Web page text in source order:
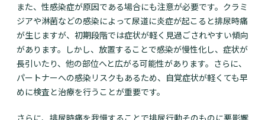
また、性感染症が原因である場合にも注意が必要です。クラミ
ジアや淋菌などの感染によって尿道に炎症が起こると排尿時痛
が生じますが、初期段階では症状が軽く見過ごされやすい傾向
があります。しかし、放置することで感染が慢性化し、症状が
長引いたり、他の部位へと広がる可能性があります。さらに、
パートナーへの感染リスクもあるため、自覚症状が軽くても早
めに検査と治療を行うことが重要です。